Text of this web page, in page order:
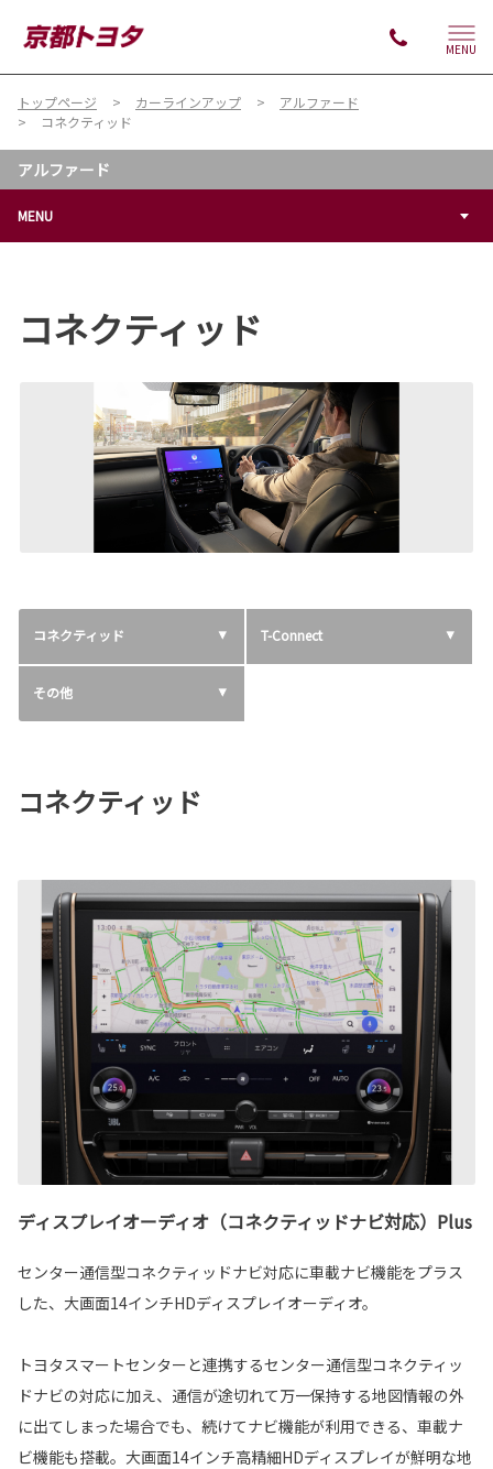
MENU
トップページ カーラインアップ
アルファード
コネクティッド
アルファード
MENU
コネクティッド
コネクティッド T-Connect
その他
コネクティッド
ディスプレイオーディオ（コネクティッドナビ対応）Plus
センター通信型コネクティッドナビ対応に車載ナビ機能をプラス
した、大画面14インチHDディスプレイオーディオ。
トヨタスマートセンターと連携するセンター通信型コネクティッ
ドナビの対応に加え、通信が途切れて万一保持する地図情報の外
に出てしまった場合でも、続けてナビ機能が利用できる、車載ナ
ビ機能も搭載。大画面14インチ高精細HDディスプレイが鮮明な地